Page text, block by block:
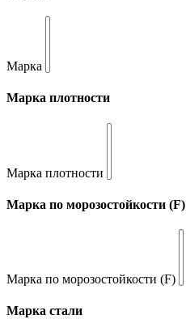
Марка
Марка плотности
Марка плотности
Марка по морозостойкости (F)
Марка по морозостойкости (F)
Марка стали